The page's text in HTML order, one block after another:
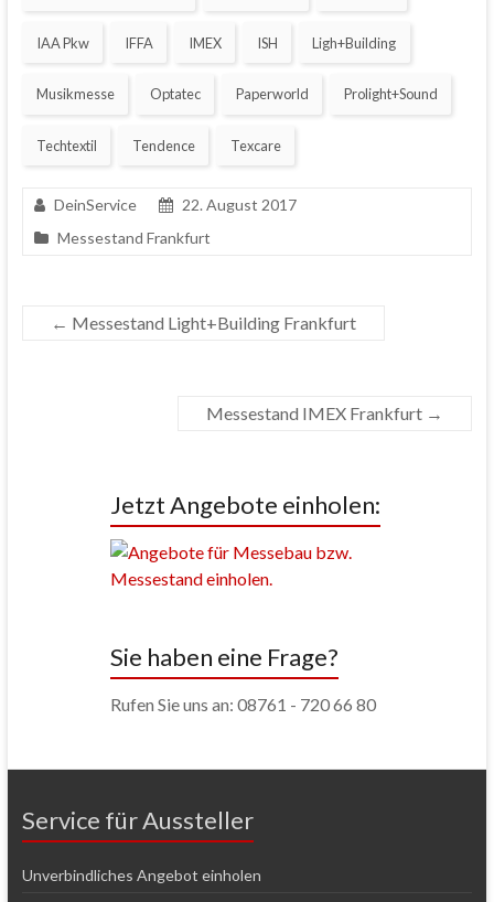
IAA Pkw IFFA IMEX ISH Ligh+Building
Musikmesse Optatec Paperworld Prolight+Sound
Techtextil Tendence Texcare
DeinService
22. August 2017
Messestand Frankfurt
← Messestand Light+Building Frankfurt
Messestand IMEX Frankfurt →
Jetzt Angebote einholen:
Sie haben eine Frage?
Rufen Sie uns an: 08761 - 720 66 80
Service für Aussteller
Unverbindliches Angebot einholen